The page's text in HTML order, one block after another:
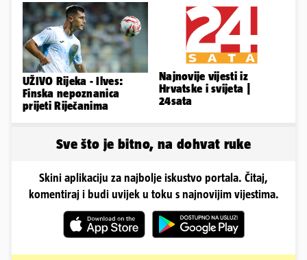
sin!
tukao šakama'
UŽIVO Rijeka - Ilves:
Finska nepoznanica
prijeti Riječanima
Najnovije vijesti iz
Hrvatske i svijeta |
24sata
Sve što je bitno, na dohvat ruke
Skini aplikaciju za najbolje iskustvo portala. Čitaj,
komentiraj i budi uvijek u toku s najnovijim vijestima.